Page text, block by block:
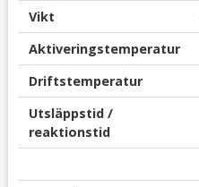
Vikt
Aktiveringstemperatur
Driftstemperatur
Utsläppstid /
reaktionstid